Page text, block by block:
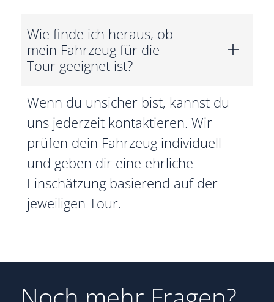
Wie finde ich heraus, ob
mein Fahrzeug für die
Tour geeignet ist?
Wenn du unsicher bist, kannst du
uns jederzeit kontaktieren. Wir
prüfen dein Fahrzeug individuell
und geben dir eine ehrliche
Einschätzung basierend auf der
jeweiligen Tour.